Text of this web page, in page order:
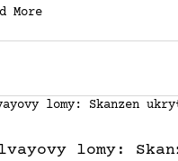
More
lomy: